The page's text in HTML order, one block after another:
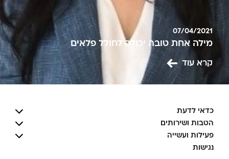
07/04/2021
מילה אחת טובה יכולה לחולל פלאים
קרא עוד
כדאי לדעת
הטבות ושירותים
פעילות ועשייה
נגישות